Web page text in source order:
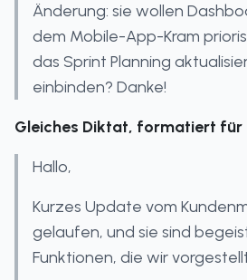
Änderung: sie wollen
dem Mobile-App-Kram
das Sprint Planning
einbinden? Danke!
Gleiches Diktat, formatiert für
Hallo,
Kurzes Update vom
gelaufen, und sie sind
Funktionen, die wir